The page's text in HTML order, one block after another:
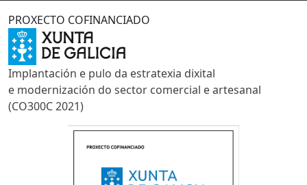
PROXECTO COFINANCIADO
Implantación e pulo da estratexia dixital
e modernización do sector comercial e artesanal
(CO300C 2021)